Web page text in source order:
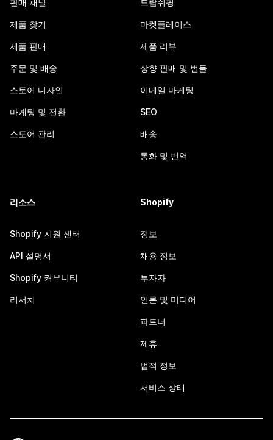
판매 채널
제품 찾기
제품 판매
주문 및 배송
스토어 디자인
마케팅 및 전환
스토어 관리
드랍쉬핑
마켓플레이스
제품 리뷰
상향 판매 및 번들
이메일 마케팅
SEO
배송
통화 및 번역
리소스
Shopify 지원 센터
API 설명서
Shopify 커뮤니티
리서치
Shopify
정보
채용 정보
투자자
언론 및 미디어
파트너
제휴
법적 정보
서비스 상태